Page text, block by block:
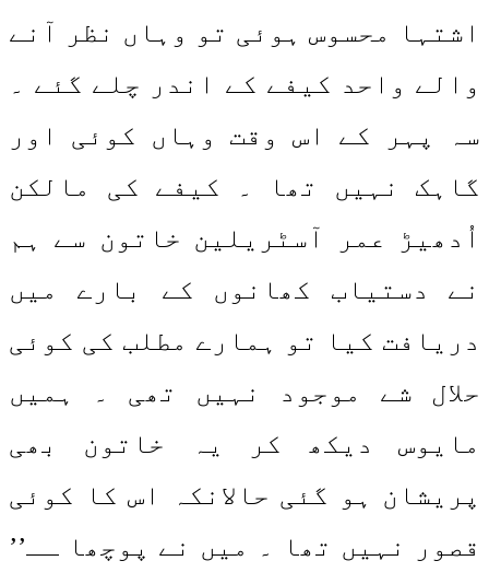
اشتہا محسوس ہوئی تو وہاں نظر آنے
والے واحد کیفے کے اندر چلے گئے ۔
سہ پہر کے اس وقت وہاں کوئی اور
گاہک نہیں تھا ۔ کیفے کی مالکن
اُدھیڑ عمر آسٹریلین خاتون سے ہم
نے دستیاب کھانوں کے بارے میں
دریافت کیا تو ہمارے مطلب کی کوئی
حلال شے موجود نہیں تھی ۔ ہمیں
مایوس دیکھ کر یہ خاتون بھی
پریشان ہو گئی حالانکہ اس کا کوئی
قصور نہیں تھا ۔ میں نے پوچھا ــ’’